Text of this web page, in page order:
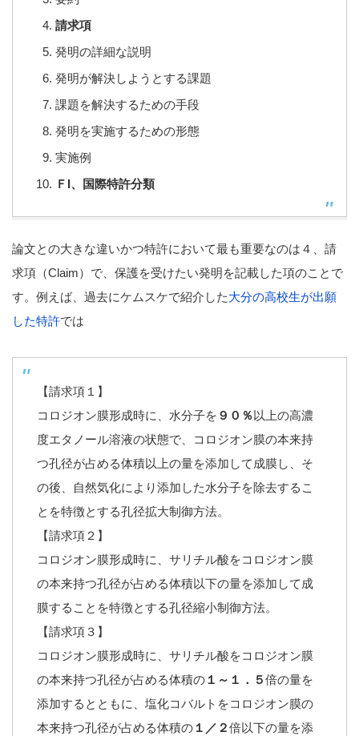
請求項
発明の詳細な説明
発明が解決しようとする課題
課題を解決するための手段
発明を実施するための形態
実施例
ＦI、国際特許分類
論文との大きな違いかつ特許において最も重要なのは４、請
求項（Claim）で、保護を受けたい発明を記載した項のことで
す。例えば、過去にケムスケで紹介した大分の高校生が出願
した特許では
【請求項１】
コロジオン膜形成時に、水分子を ９０％以上の高濃
度エタノール溶液の状態で、コロジオン膜の本来持
つ孔径が占める体積以上の量を添加して成膜し、そ
の後、自然気化により添加した水分子を除去するこ
とを特徴とする孔径拡大制御方法。
【請求項２】
コロジオン膜形成時に、サリチル酸をコロジオン膜
の本来持つ孔径が占める体積以下の量を添加して成
膜することを特徴とする孔径縮小制御方法。
【請求項３】
コロジオン膜形成時に、サリチル酸をコロジオン膜
の本来持つ孔径が占める体積の １～１．５倍の量を
添加するとともに、塩化コバルトをコロジオン膜の
本来持つ孔径が占める体積の １／２倍以下の量を添